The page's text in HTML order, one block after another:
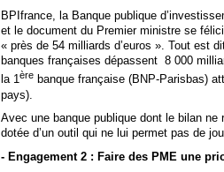
BPIfrance, la Banque publique
et le document du Premier ministre se
« près de 54 milliards d’euros ». Tout est
banques françaises dépassent 8 000
la 1èrebanque française (BNP-Parisbas)
pays).
Avec une banque publique dont le bilan
dotée d’un outil qui ne lui permet pas de
- Engagement 2 : Faire des PME une